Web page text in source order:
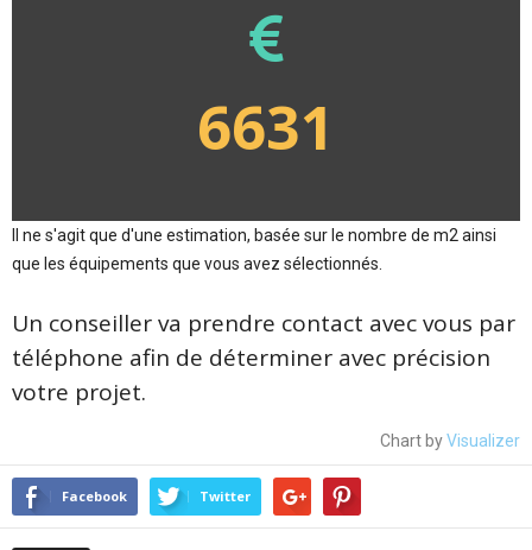
6631
Il ne s'agit que d'une estimation, basée sur le nombre de m2 ainsi
que les équipements que vous avez sélectionnés.
Un conseiller va prendre contact avec vous par
téléphone afin de déterminer avec précision
votre projet.
Chart byVisualizer
Facebook Twitter